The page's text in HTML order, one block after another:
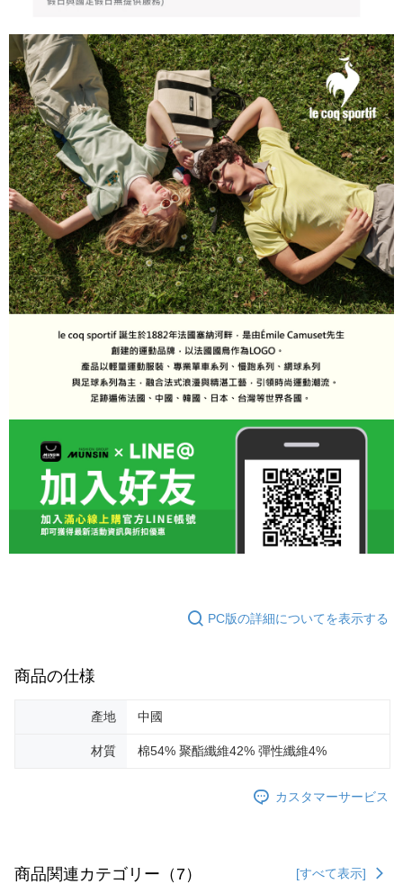
PC版の詳細についてを表示する
商品の仕様
產地 中國
材質 棉54% 聚酯纖維42% 彈性纖維4%
カスタマーサービス
商品関連カテゴリー（7） [すべて表示]